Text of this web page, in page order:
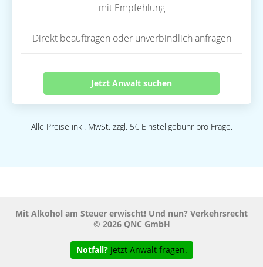
mit Empfehlung
Direkt beauftragen oder unverbindlich anfragen
Jetzt Anwalt suchen
Alle Preise inkl. MwSt. zzgl. 5€ Einstellgebühr pro Frage.
Mit Alkohol am Steuer erwischt! Und nun? Verkehrsrecht
© 2026 QNC GmbH
Notfall? Jetzt Anwalt fragen.